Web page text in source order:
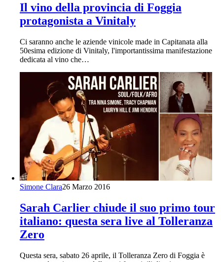
Il vino della provincia di Foggia
protagonista a Vinitaly
Ci saranno anche le aziende vinicole made in Capitanata alla
50esima edizione di Vinitaly, l'importantissima manifestazione
dedicata al vino che…
Simone Clara26 Marzo 2016
Sarah Carlier chiude il suo primo tour
italiano: questa sera live al Tolleranza
Zero
Questa sera, sabato 26 aprile, il Tolleranza Zero di Foggia è